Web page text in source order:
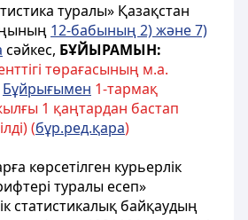
туралы» Қазақстан
12-бабының 2) және 7)
сәйкес, БҰЙЫРАМЫН:
төрағасының м.а.
Бұйрығымен 1-тармақ
1 қаңтардан бастап
(бұр.ред.қара)
көрсетілген курьерлік
туралы есеп»
статистикалық байқаудың